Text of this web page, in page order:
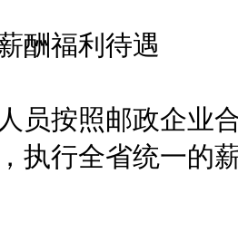
福利待遇
按照邮政企业合
执行全省统一的